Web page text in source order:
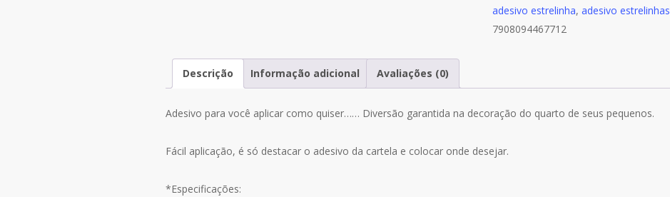
adesivo estrelinha, adesivo estrelinhas
7908094467712
Descrição Informação adicional Avaliações (0)
Adesivo para você aplicar como quiser…… Diversão garantida na decoração do quarto de seus pequenos.
Fácil aplicação, é só destacar o adesivo da cartela e colocar onde desejar.
*Especificações: